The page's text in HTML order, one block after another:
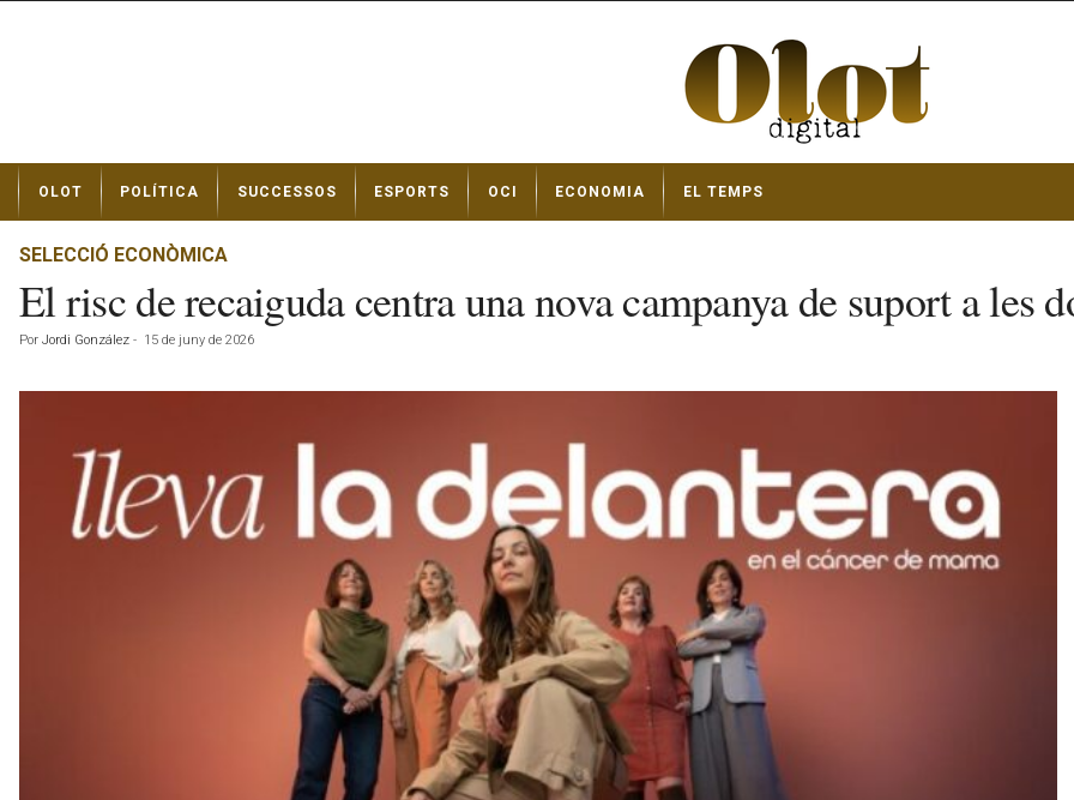
t
OLOT POLÍTICA SUCCESSOS ESPORTS OCI ECONOMIA EL TEMPS
SELECCIÓ ECONÒMICA
El risc de recaiguda centra una nova campanya de suport a les
Por Jordi González - 15 de juny de 2026